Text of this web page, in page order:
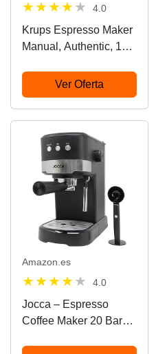
4.0
Krups Espresso Maker
Manual, Authentic, 15
Frother, Manual
Adjustment, Measuring
Spoon and Compactor,
Inox, XP381B
Ver Oferta
Amazon.es
4.0
Jocca – Espresso
Coffee Maker 20 Bars